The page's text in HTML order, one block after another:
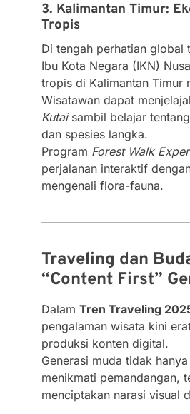
3. Kalimantan Timur:
Tropis
Di tengah perhatian global
Ibu Kota Negara (IKN)
tropis di Kalimantan Timur
Wisatawan dapat
Kutaisambil belajar
dan spesies langka.
Program Forest Walk
perjalanan interaktif
mengenali flora-fauna.
Traveling dan
“Content First”
Dalam Tren Traveling
pengalaman wisata kini
produksi konten digital.
Generasi muda tidak
menikmati pemandangan,
menciptakan narasi visual